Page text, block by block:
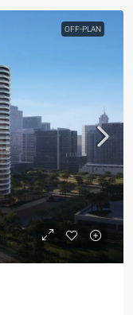
OFF-PLAN